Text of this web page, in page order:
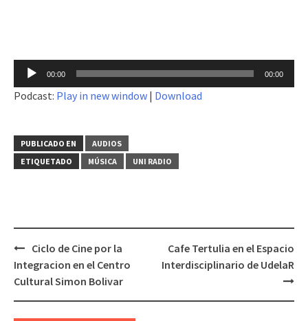
Reproductor
audio
00:00 00:00
Podcast: Play in new window | Download
PUBLICADO EN
AUDIOS
ETIQUETADO
MÚSICA UNI RADIO
Navegación
de
Ciclo de Cine por la
Integracion en el Centro
Cultural Simon Bolivar
Cafe Tertulia en el Espacio
Interdisciplinario de UdelaR